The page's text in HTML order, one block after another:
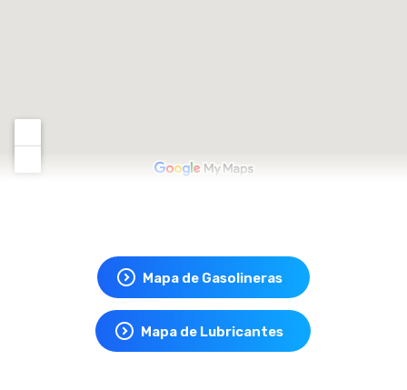
Mapa de Gasolineras
Mapa de Lubricantes